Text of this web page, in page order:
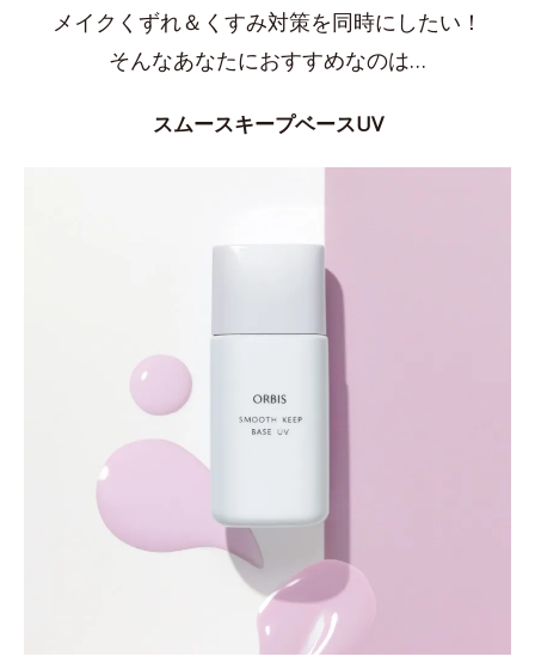
メイクくずれ＆くすみ対策を同時にしたい！
そんなあなたにおすすめなのは…
スムースキープベースUV